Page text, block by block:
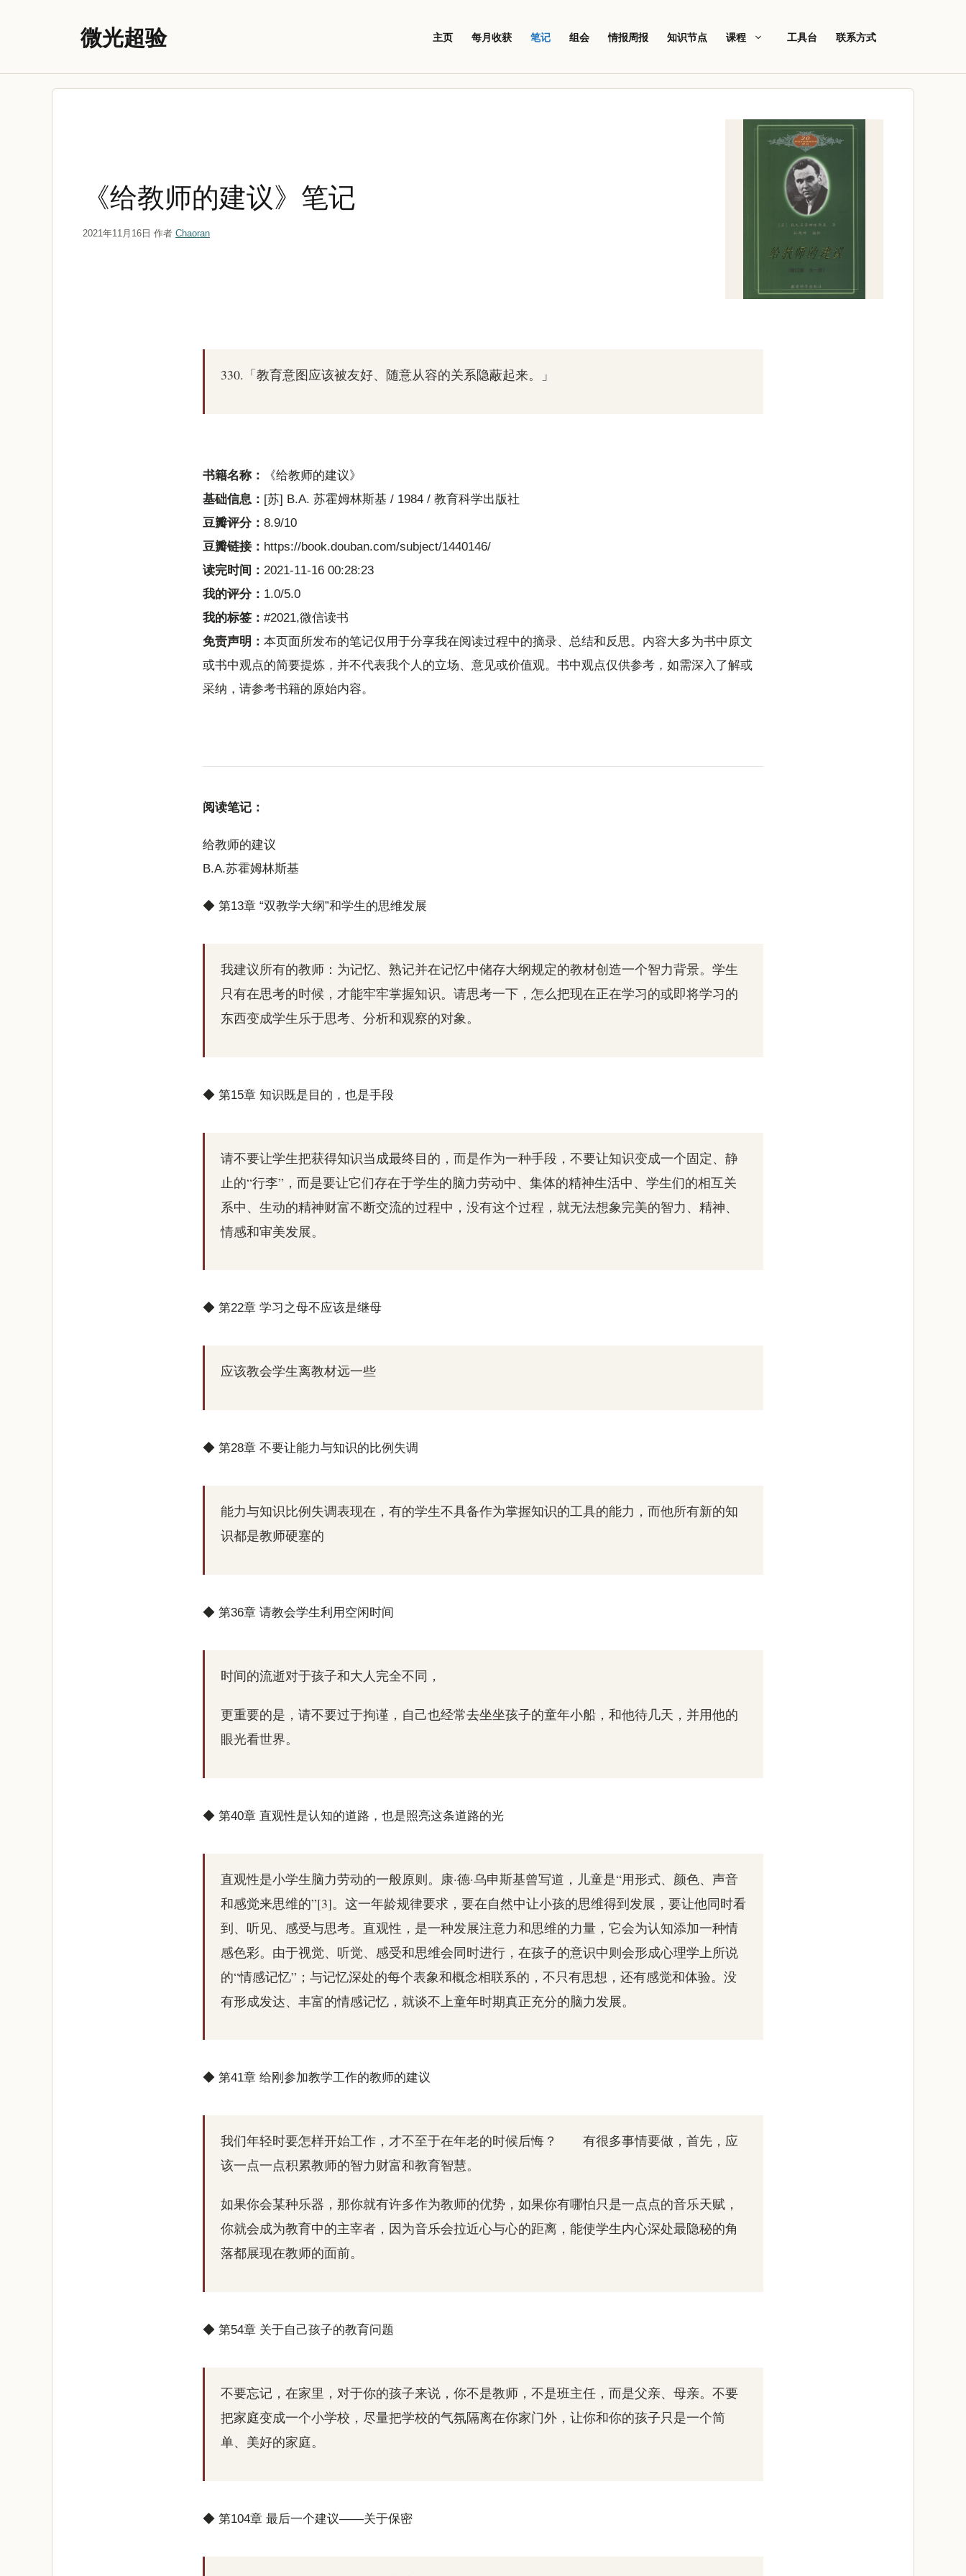
微光超验 主页 每月收获 笔记 组会 情报周报 知识节点 课程 工具台 联系方式
《给教师的建议》笔记
2021年11月16日 作者 Chaoran
330.「教育意图应该被友好、随意从容的关系隐蔽起来。」
书籍名称：
《给教师的建议》
基础信息： [苏] B.A. 苏霍姆林斯基 / 1984 / 教育科学出版社
豆瓣评分： 8.9/10
豆瓣链接： https://book.douban.com/subject/1440146/
读完时间： 2021-11-16 00:28:23
我的评分： 1.0/5.0
我的标签： #2021,微信读书
免责声明： 本页面所发布的笔记仅用于分享我在阅读过程中的摘录、总结和反思。内容大多为书中原文
或书中观点的简要提炼，并不代表我个人的立场、意见或价值观。书中观点仅供参考，如需深入了解或
采纳，请参考书籍的原始内容。
阅读笔记：
给教师的建议
B.A.苏霍姆林斯基
◆ 第13章 “双教学大纲”和学生的思维发展
我建议所有的教师：为记忆、熟记并在记忆中储存大纲规定的教材创造一个智力背景。学生
只有在思考的时候，才能牢牢掌握知识。请思考一下，怎么把现在正在学习的或即将学习的
东西变成学生乐于思考、分析和观察的对象。
◆ 第15章 知识既是目的，也是手段
请不要让学生把获得知识当成最终目的，而是作为一种手段，不要让知识变成一个固定、静
止的“行李”，而是要让它们存在于学生的脑力劳动中、集体的精神生活中、学生们的相互关
系中、生动的精神财富不断交流的过程中，没有这个过程，就无法想象完美的智力、精神、
情感和审美发展。
◆ 第22章 学习之母不应该是继母
应该教会学生离教材远一些
◆ 第28章 不要让能力与知识的比例失调
能力与知识比例失调表现在，有的学生不具备作为掌握知识的工具的能力，而他所有新的知
识都是教师硬塞的
◆ 第36章 请教会学生利用空闲时间
时间的流逝对于孩子和大人完全不同，
更重要的是，请不要过于拘谨，自己也经常去坐坐孩子的童年小船，和他待几天，并用他的
眼光看世界。
◆ 第40章 直观性是认知的道路，也是照亮这条道路的光
直观性是小学生脑力劳动的一般原则。康·德·乌申斯基曾写道，儿童是“用形式、颜色、声音
和感觉来思维的”[3]。这一年龄规律要求，要在自然中让小孩的思维得到发展，要让他同时看
到、听见、感受与思考。直观性，是一种发展注意力和思维的力量，它会为认知添加一种情
感色彩。由于视觉、听觉、感受和思维会同时进行，在孩子的意识中则会形成心理学上所说
的“情感记忆”；与记忆深处的每个表象和概念相联系的，不只有思想，还有感觉和体验。没
有形成发达、丰富的情感记忆，就谈不上童年时期真正充分的脑力发展。
◆ 第41章 给刚参加教学工作的教师的建议
我们年轻时要怎样开始工作，才不至于在年老的时候后悔？ 有很多事情要做，首先，应
该一点一点积累教师的智力财富和教育智慧。
如果你会某种乐器，那你就有许多作为教师的优势，如果你有哪怕只是一点点的音乐天赋，
你就会成为教育中的主宰者，因为音乐会拉近心与心的距离，能使学生内心深处最隐秘的角
落都展现在教师的面前。
◆ 第54章 关于自己孩子的教育问题
不要忘记，在家里，对于你的孩子来说，你不是教师，不是班主任，而是父亲、母亲。不要
把家庭变成一个小学校，尽量把学校的气氛隔离在你家门外，让你和你的孩子只是一个简
单、美好的家庭。
◆ 第104章 最后一个建议——关于保密